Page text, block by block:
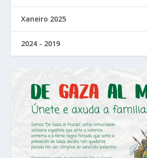
Xaneiro 2025
2024 - 2019